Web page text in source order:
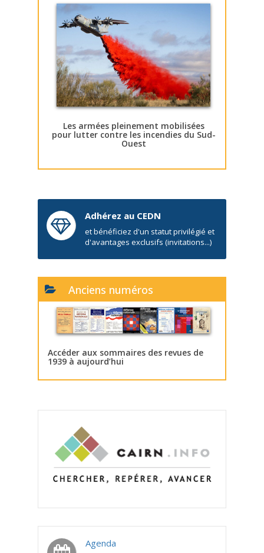
Les armées pleinement mobilisées
pour lutter contre les incendies du Sud-
Ouest
Adhérez au CEDN
et bénéficiez d'un statut privilégié et
d'avantages exclusifs (invitations...)
Anciens numéros
Accéder aux sommaires des revues de
1939 à aujourd’hui
Agenda